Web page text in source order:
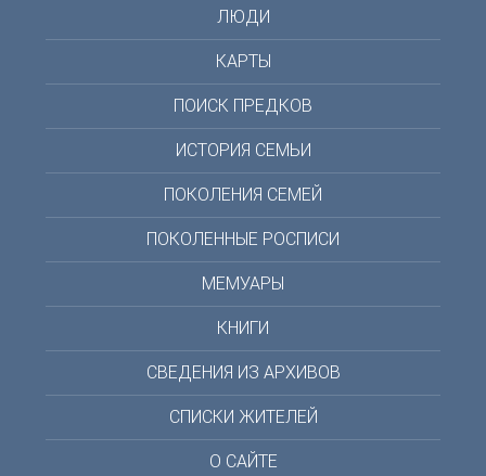
ЛЮДИ
КАРТЫ
ПОИСК ПРЕДКОВ
ИСТОРИЯ СЕМЬИ
ПОКОЛЕНИЯ СЕМЕЙ
ПОКОЛЕННЫЕ РОСПИСИ
МЕМУАРЫ
КНИГИ
СВЕДЕНИЯ ИЗ АРХИВОВ
СПИСКИ ЖИТЕЛЕЙ
О САЙТЕ